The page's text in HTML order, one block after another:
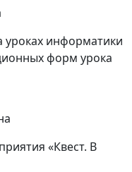
информатики
форм урока
«Квест. В